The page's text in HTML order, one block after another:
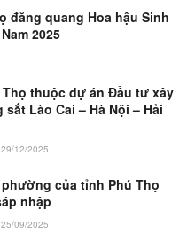
đăng quang Hoa hậu Sinh
2025
thuộc dự án Đầu tư xây
Lào Cai – Hà Nội – Hải
12/2025
phường của tỉnh Phú Thọ
nhập
09/2025